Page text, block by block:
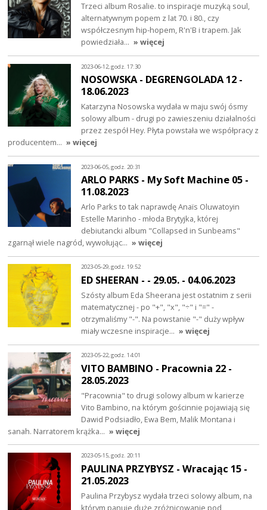
Trzeci album Rosalie. to inspiracje muzyką soul,
alternatywnym popem z lat 70. i 80., czy
współczesnym hip-hopem, R'n'B i trapem. Jak
powiedziała… » więcej
2023-06-12, godz. 17:30
NOSOWSKA - DEGRENGOLADA 12 -
18.06.2023
Katarzyna Nosowska wydała w maju swój ósmy
solowy album - drugi po zawieszeniu działalności
przez zespół Hey. Płyta powstała we współpracy z
producentem… » więcej
2023-06-05, godz. 20:31
ARLO PARKS - My Soft Machine 05 -
11.08.2023
Arlo Parks to tak naprawdę Anaïs Oluwatoyin
Estelle Marinho - młoda Brytyjka, której
debiutancki album "Collapsed in Sunbeams"
zgarnął wiele nagród, wywołując… » więcej
2023-05-29, godz. 19:52
ED SHEERAN - - 29.05. - 04.06.2023
Szósty album Eda Sheerana jest ostatnim z serii
matematycznej - po "+", "x", "÷" i "=" -
otrzymaliśmy "-". Na powstanie "-" duży wpływ
miały wczesne inspiracje… » więcej
2023-05-22, godz. 14:01
VITO BAMBINO - Pracownia 22 -
28.05.2023
"Pracownia" to drugi solowy album w karierze
Vito Bambino, na którym gościnnie pojawiają się
Dawid Podsiadło, Ewa Bem, Malik Montana i
sanah. Narratorem krążka… » więcej
2023-05-15, godz. 20:11
PAULINA PRZYBYSZ - Wracając 15 -
21.05.2023
Paulina Przybysz wydała trzeci solowy album, na
którym panuje duże zróżnicowanie pod